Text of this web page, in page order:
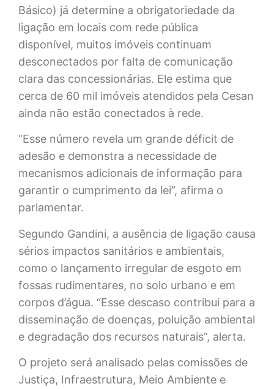
Básico) já determine a obrigatoriedade da
ligação em locais com rede pública
disponível, muitos imóveis continuam
desconectados por falta de comunicação
clara das concessionárias. Ele estima que
cerca de 60 mil imóveis atendidos pela Cesan
ainda não estão conectados à rede.
“Esse número revela um grande déficit de
adesão e demonstra a necessidade de
mecanismos adicionais de informação para
garantir o cumprimento da lei”, afirma o
parlamentar.
Segundo Gandini, a ausência de ligação causa
sérios impactos sanitários e ambientais,
como o lançamento irregular de esgoto em
fossas rudimentares, no solo urbano e em
corpos d’água. “Esse descaso contribui para a
disseminação de doenças, poluição ambiental
e degradação dos recursos naturais”, alerta.
O projeto será analisado pelas comissões de
Justiça, Infraestrutura, Meio Ambiente e